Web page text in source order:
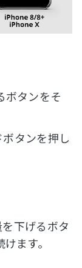
ボタンをそ
タンを押し
下げるボタ
ます。